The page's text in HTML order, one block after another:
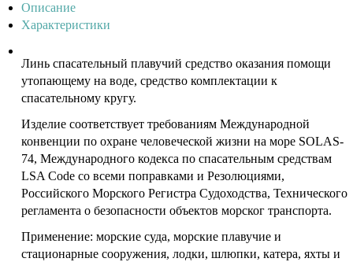
Описание
Характеристики
Линь спасательный плавучий средство оказания помощи
утопающему на воде, средство комплектации к
спасательному кругу.
Изделие соответствует требованиям Международной
конвенции по охране человеческой жизни на море SOLAS-
74, Международного кодекса по спасательным средствам
LSA Code со всеми поправками и Резолюциями,
Российского Морского Регистра Судоходства, Технического
регламента о безопасности объектов морског транспорта.
Применение: морские суда, морские плавучие и
стационарные сооружения, лодки, шлюпки, катера, яхты и